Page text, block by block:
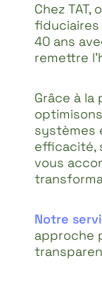
Chez TAT,
40 ans
remettre
Grâce à la
systèmes
efficacité,
vous
Notre
approche